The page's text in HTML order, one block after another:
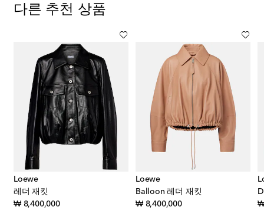
다른 추천 상품
Loewe
레더 재킷
₩ 8,400,000original price
Loewe
Balloon 레더 재킷
₩ 8,400,000original price
₩